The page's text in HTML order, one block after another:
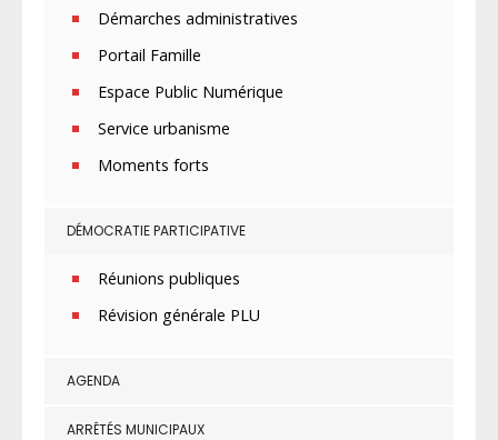
Démarches administratives
Portail Famille
Espace Public Numérique
Service urbanisme
Moments forts
DÉMOCRATIE PARTICIPATIVE
Réunions publiques
Révision générale PLU
AGENDA
ARRÊTÉS MUNICIPAUX